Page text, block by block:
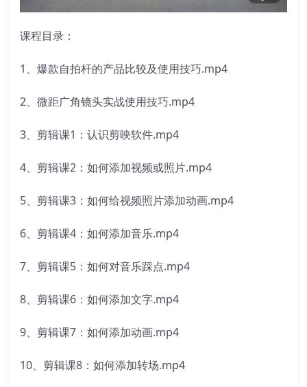
课程目录：
1、爆款自拍杆的产品比较及使用技巧.mp4
2、微距广角镜头实战使用技巧.mp4
3、剪辑课1：认识剪映软件.mp4
4、剪辑课2：如何添加视频或照片.mp4
5、剪辑课3：如何给视频照片添加动画.mp4
6、剪辑课4：如何添加音乐.mp4
7、剪辑课5：如何对音乐踩点.mp4
8、剪辑课6：如何添加文字.mp4
9、剪辑课7：如何添加动画.mp4
10、剪辑课8：如何添加转场.mp4